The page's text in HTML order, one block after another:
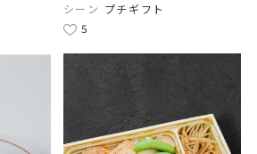
シーン プチギフト
5